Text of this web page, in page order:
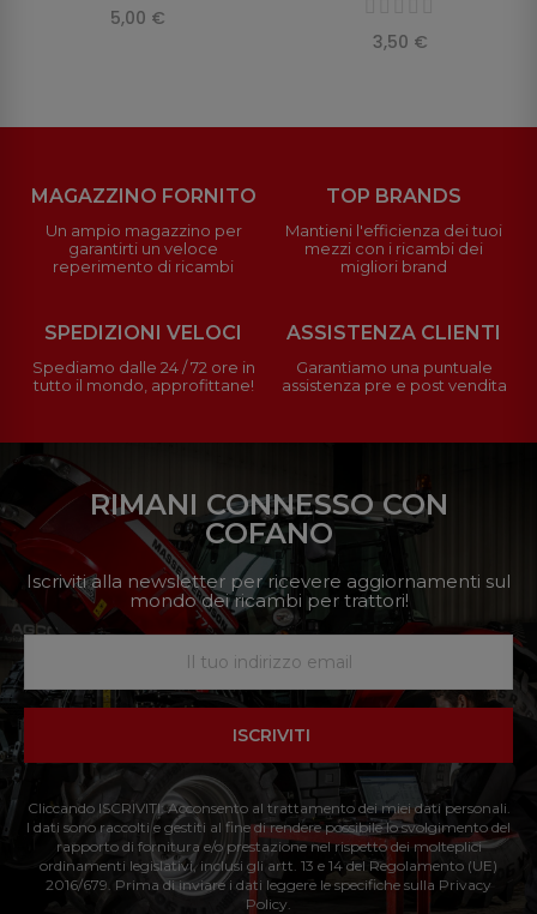
5,00 €
3,50 €
MAGAZZINO FORNITO
Un ampio magazzino per
garantirti un veloce
reperimento di ricambi
TOP BRANDS
Mantieni l'efficienza dei tuoi
mezzi con i ricambi dei
migliori brand
SPEDIZIONI VELOCI
Spediamo dalle 24 / 72 ore in
tutto il mondo, approfittane!
ASSISTENZA CLIENTI
Garantiamo una puntuale
assistenza pre e post vendita
RIMANI CONNESSO CON
COFANO
Iscriviti alla newsletter per ricevere aggiornamenti sul
mondo dei ricambi per trattori!
ISCRIVITI
Cliccando ISCRIVITI: Acconsento al trattamento dei miei dati personali.
I dati sono raccolti e gestiti al fine di rendere possibile lo svolgimento del
rapporto di fornitura e/o prestazione nel rispetto dei molteplici
ordinamenti legislativi, inclusi gli artt. 13 e 14 del Regolamento (UE)
2016/679. Prima di inviare i dati leggere le specifiche sulla Privacy
Policy.